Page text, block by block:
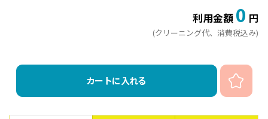
利用金額 0 円
(クリーニング代、消費税込み)
カートに入れる